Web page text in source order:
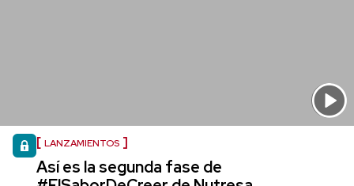
LANZAMIENTOS
Así es la segunda fase de